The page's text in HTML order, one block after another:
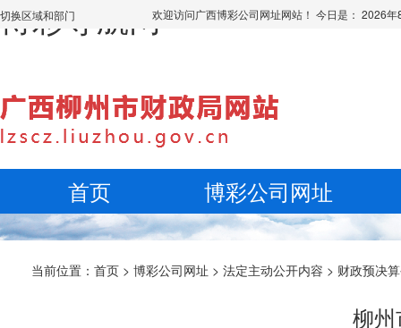
博彩导航网
切换区域和部门 欢迎访问广西博彩公司网址网站！ 今日是： 2026
首页 博彩公司网址
当前位置： 首页 > 博彩公司网址 > 法定主动公开内容 > 财政预决
柳